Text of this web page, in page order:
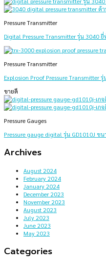
Pressure Transmitter
Digital Pressure Transmitter รุ่น 3040 ยี่
Pressure Transmitter
Explosion Proof Pressure Transmitter รุ่
ขายดี
Pressure Gauges
Pressure gauge digital รุ่น GD1010J ขน
Archives
August 2024
February 2024
January 2024
December 2023
November 2023
August 2023
July 2023
June 2023
May 2023
Categories